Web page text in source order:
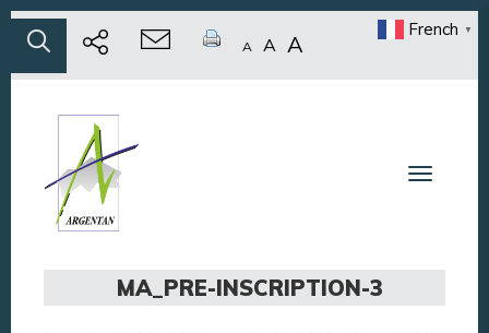
A A A
French ▼
Toggle
MA_PRE-INSCRIPTION-3